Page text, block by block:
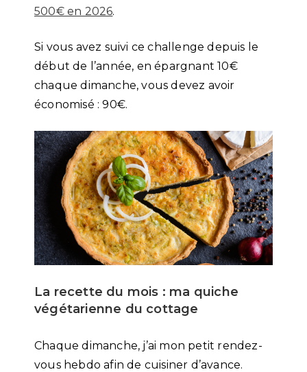
500€ en 2026.
Si vous avez suivi ce challenge depuis le
début de l’année, en épargnant 10€
chaque dimanche, vous devez avoir
économisé : 90€.
La recette du mois : ma quiche
végétarienne du cottage
Chaque dimanche, j’ai mon petit rendez-
vous hebdo afin de cuisiner d’avance.